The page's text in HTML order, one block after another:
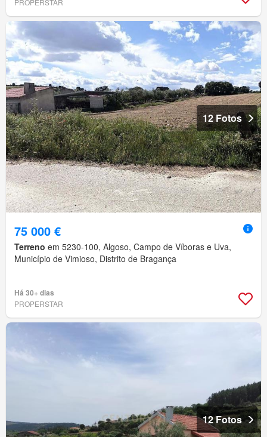
PROPERSTAR
12 Fotos
75 000 €
Terreno em 5230-100, Algoso, Campo de Víboras e Uva,
Município de Vimioso, Distrito de Bragança
Há 30+ dias
PROPERSTAR
12 Fotos